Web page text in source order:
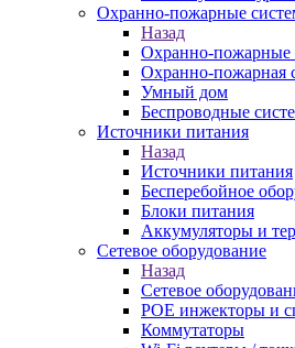
Охранно-пожарные
Назад
Охранно-пожарные
Охранно-пожарная
Умный дом
Беспроводные
Источники питания
Назад
Источники питания
Бесперебойное
Блоки питания
Аккумуляторы и
Сетевое оборудование
Назад
Сетевое
POE инжекторы и
Коммутаторы